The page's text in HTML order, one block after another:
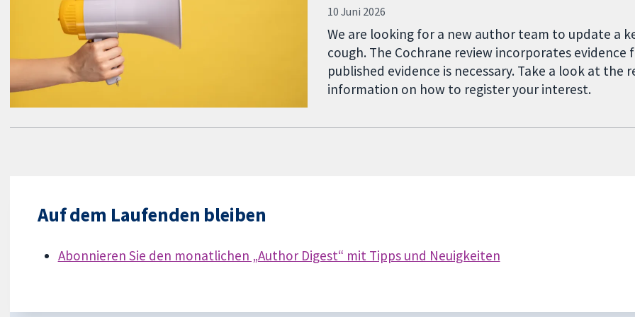
10 Juni 2026
We are looking for a new author team to update a
cough. The Cochrane review incorporates
published evidence is necessary. Take a look at
information on how to register your interest.
Auf dem Laufenden bleiben
Abonnieren Sie den monatlichen „Author Digest“ mit Tipps und Neuigkeiten